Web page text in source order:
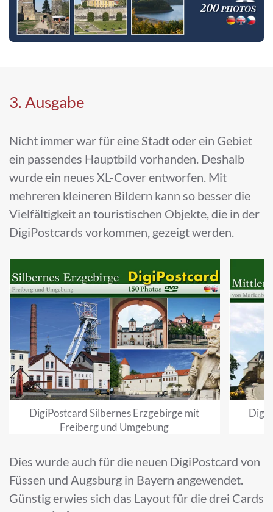
3. Ausgabe
Nicht immer war für eine Stadt oder ein Gebiet
ein passendes Hauptbild vorhanden. Deshalb
wurde ein neues XL-Cover entworfen. Mit
mehreren kleineren Bildern kann so besser die
Vielfältigkeit an touristischen Objekte, die in der
DigiPostcards vorkommen, gezeigt werden.
DigiPostcard Silbernes Erzgebirge mit
Freiberg und Umgebung
Dies wurde auch für die neuen DigiPostcard von
Füssen und Augsburg in Bayern angewendet.
Günstig erwies sich das Layout für die drei Cards